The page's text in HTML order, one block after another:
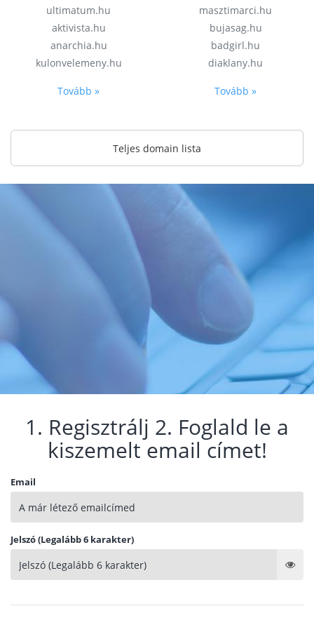
ultimatum.hu
aktivista.hu
anarchia.hu
kulonvelemeny.hu
Tovább »
masztimarci.hu
bujasag.hu
badgirl.hu
diaklany.hu
Tovább »
Teljes domain lista
1. Regisztrálj 2. Foglald le a
kiszemelt email címet!
Email
Jelszó (Legalább 6 karakter)